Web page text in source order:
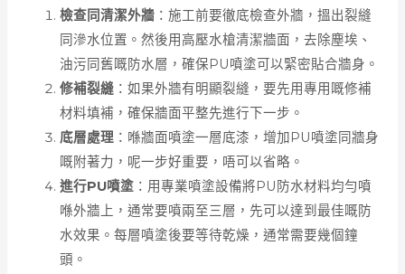
檢查同清潔外牆 ：施工前要徹底檢查外牆，搵出裂縫
同滲水位置。然後用高壓水槍清潔牆面，去除塵埃、
油污同舊嘅防水層，確保PU噴塗可以緊密貼合牆身。
修補裂縫 ：如果外牆有明顯裂縫，要先用專用嘅修補
材料填補，確保牆面平整先進行下一步。
底層處理 ：喺牆面噴塗一層底漆，增加PU噴塗同牆身
嘅附著力，呢一步好重要，唔可以省略。
進行PU噴塗 ：用專業噴塗設備將PU防水材料均勻噴
喺外牆上，通常要噴兩至三層，先可以達到最佳嘅防
水效果。每層噴塗後要等待乾燥，通常需要幾個鐘
頭。